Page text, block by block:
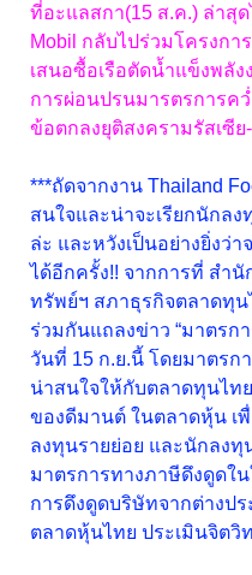
ที่อะแลสกา(15 ส.ค.) ล่าสุ
Mobil กลับไปร่วมโครงก
เสนอซื้อเรือตัดน้ำแข็งพลั
การผ่อนปรนมารตรการค
ข้อตกลงยุติสงครามรัสเซี
***ถัดจากงาน Thailand
สนใจและน่าจะเรียกนักล
ล่ะ และหวังเป็นอย่างยิ่งว่
ได้อีกครั้ง!! จากการที่ สำ
ทรัพย์ฯ สภาธุรกิจตลาดทุน
ร่วมกันแถลงข่าว “มาตรก
วันที่ 15 ก.ย.นี้ โดยมาตรก
น่าสนใจให้กับตลาดทุนไท
ของดีมานต์ ในตลาดหุ้น เ
ลงทุนรายย่อย และนักลงทุ
มาตรการทางภาษีดึงดูดใ
การดึงดูดบริษัทจากต่างป
ตลาดหุ้นไทย ประเมินจิตวิ